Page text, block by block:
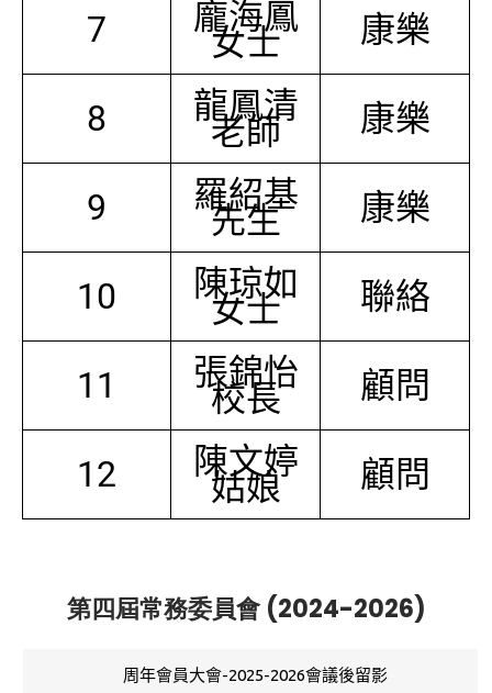
7 龐海鳳
女士 康樂
8 龍鳳清
老師 康樂
9 羅紹基
先生 康樂
10 陳琼如
女士 聯絡
11 張錦怡
校長 顧問
12 陳文婷
姑娘 顧問
第四屆常務委員會 (2024-2026)
周年會員大會-2025-2026會議後留影